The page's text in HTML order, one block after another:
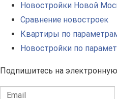
Новостройки Новой
Сравнение новостроек
Квартиры по
Новостройки по
Подпишитесь на